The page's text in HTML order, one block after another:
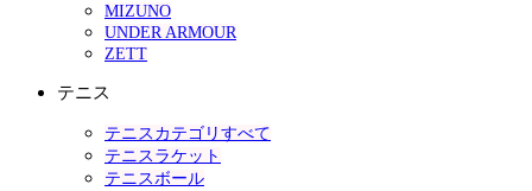
MIZUNO
UNDER ARMOUR
ZETT
テニス
テニスカテゴリすべて
テニスラケット
テニスボール